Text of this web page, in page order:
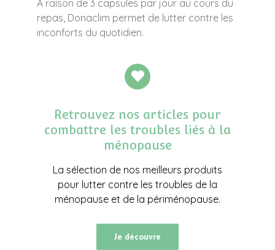
A raison de 3 capsules par jour au cours du
repas, Donaclim permet de lutter contre les
inconforts du quotidien.
Retrouvez nos articles pour
combattre les troubles liés à la
ménopause
La sélection de nos meilleurs produits
pour lutter contre les troubles de la
ménopause et de la périménopause.
Je découvre